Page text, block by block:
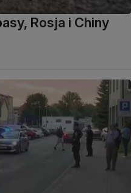
Rosja i Chiny